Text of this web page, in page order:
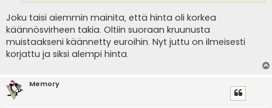
Joku taisi aiemmin mainita, että hinta oli korkea
käännösvirheen takia. Oltiin suoraan kruunusta
muistaakseni käännetty euroihin. Nyt juttu on ilmeisesti
korjattu ja siksi alempi hinta.
Memory